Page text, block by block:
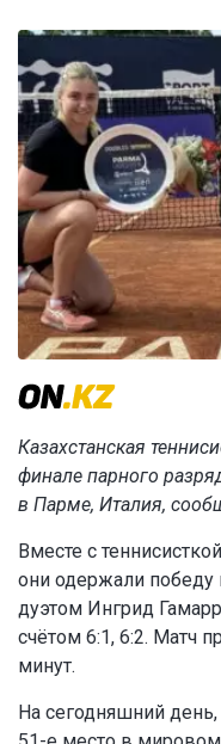
Казахстанская
финале парного
в Парме, Италия,
Вместе с
они одержали победу
дуэтом Ингрид
счётом 6:1, 6:2. Матч
минут.
На сегодняшний